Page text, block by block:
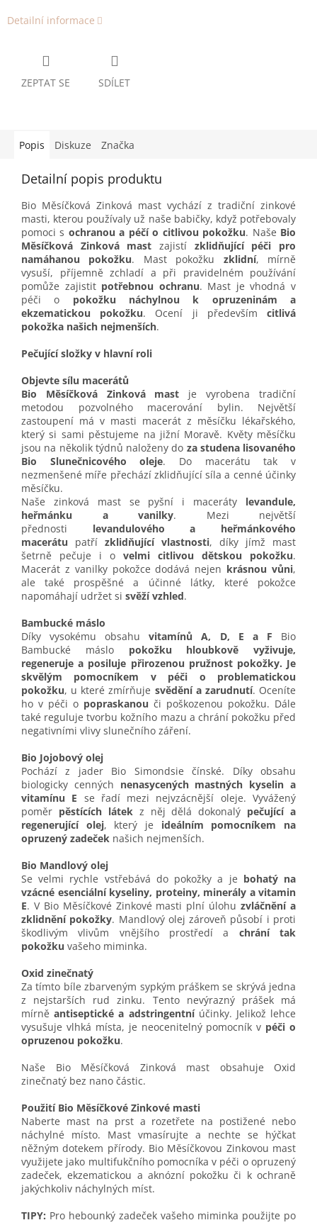
Detailní informace
ZEPTAT SE SDÍLET
Popis Diskuze Značka
Detailní popis produktu
Bio Měsíčková Zinková mast vychází z tradiční zinkové
masti, kterou používaly už naše babičky, když potřebovaly
pomoci s ochranou a péčí o citlivou pokožku. Naše Bio
Měsíčková Zinková mast zajistí zklidňující péči pro
namáhanou pokožku. Mast pokožku zklidní, mírně
vysuší, příjemně zchladí a při pravidelném používání
pomůže zajistit potřebnou ochranu. Mast je vhodná v
péči o pokožku náchylnou k opruzeninám a
ekzematickou pokožku. Ocení ji předevšímcitlivá
pokožka našich nejmenších.
Pečující složky v hlavní roli
Objevte sílu macerátů
Bio Měsíčková Zinková mast je vyrobena tradiční
metodou pozvolného macerování bylin. Největší
zastoupení má v masti macerát z měsíčku lékařského,
který si sami pěstujeme na jižní Moravě. Květy měsíčku
jsou na několik týdnů naloženy do za studena lisovaného
Bio Slunečnicového oleje. Do macerátu tak v
nezmenšené míře přechází zklidňující síla a cenné účinky
měsíčku.
Naše zinková mast se pyšní i maceráty levandule,
heřmánku a vanilky. Mezi největší
přednosti levandulového a heřmánkového
macerátu patří zklidňující vlastnosti, díky jímž mast
šetrně pečuje i o velmi citlivou dětskou pokožku.
Macerát z vanilky pokožce dodává nejen krásnou vůni,
ale také prospěšné a účinné látky, které pokožce
napomáhají udržet si svěží vzhled.
Bambucké máslo
Díky vysokému obsahuvitamínů A, D, E a F Bio
Bambucké máslo pokožku hloubkově vyživuje,
regeneruje a posiluje přirozenou pružnost pokožky. Je
skvělým pomocníkem v péči o problematickou
pokožku, u které zmírňuje svědění a zarudnutí. Oceníte
ho v péči o popraskanou či poškozenou pokožku. Dále
také reguluje tvorbu kožního mazu a chrání pokožku před
negativními vlivy slunečního záření.
Bio Jojobový olej
Pochází z jader Bio Simondsie čínské. Díky obsahu
biologicky cenných nenasycených mastných kyselin a
vitamínu E se řadí mezi nejvzácnější oleje. Vyvážený
poměr pěstících látekz něj dělá dokonalý pečující a
regenerující olej, který je ideálním pomocníkem na
opruzený zadeček našich nejmenších.
Bio Mandlový olej
Se velmi rychle vstřebává do pokožky a je bohatý na
vzácné esenciální kyseliny, proteiny, minerály a vitamin
E. V Bio Měsíčkové Zinkové masti plní úlohuzvláčnění a
zklidnění pokožky. Mandlový olej zároveň působí i proti
škodlivým vlivům vnějšího prostředí a chrání tak
pokožku vašeho miminka.
Oxid zinečnatý
Za tímto bíle zbarveným sypkým práškem se skrývá jedna
z nejstarších rud zinku. Tento nevýrazný prášek má
mírněantiseptické a adstringentníúčinky. Jelikož lehce
vysušuje vlhká místa, je neocenitelný pomocník v péči o
opruzenou pokožku.
Naše Bio Měsíčková Zinková mast obsahuje Oxid
zinečnatý bez nano částic.
Použití Bio Měsíčkové Zinkové masti
Naberte mast na prst a rozetřete na postižené nebo
náchylné místo. Mast vmasírujte a nechte se hýčkat
něžným dotekem přírody. Bio Měsíčkovou Zinkovou mast
využijete jako multifukčního pomocníka v péči o opruzený
zadeček, ekzematickou a aknózní pokožku či k ochraně
jakýchkoliv náchylných míst.
TIPY: Pro hebounký zadeček vašeho miminka použijte po